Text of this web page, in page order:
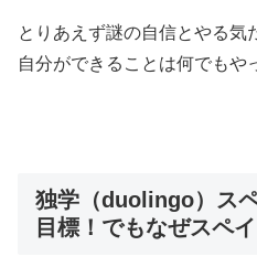
とりあえず謎の自信とやる気
自分ができることは何でもや
独学（duolingo）ス
目標！でもなぜスペ